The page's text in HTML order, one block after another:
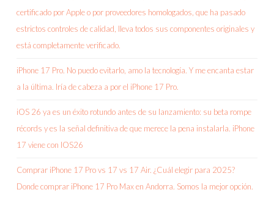
certificado por Apple o por proveedores homologados, que ha pasado
estrictos controles de calidad, lleva todos sus componentes originales y
está completamente verificado.
iPhone 17 Pro. No puedo evitarlo, amo la tecnología. Y me encanta estar
a la última. Iría de cabeza a por el iPhone 17 Pro.
iOS 26 ya es un éxito rotundo antes de su lanzamiento: su beta rompe
récords y es la señal definitiva de que merece la pena instalarla. iPhone
17 viene con IOS26
Comprar iPhone 17 Pro vs 17 vs 17 Air. ¿Cuál elegir para 2025?
Donde comprar iPhone 17 Pro Max en Andorra. Somos la mejor opción.